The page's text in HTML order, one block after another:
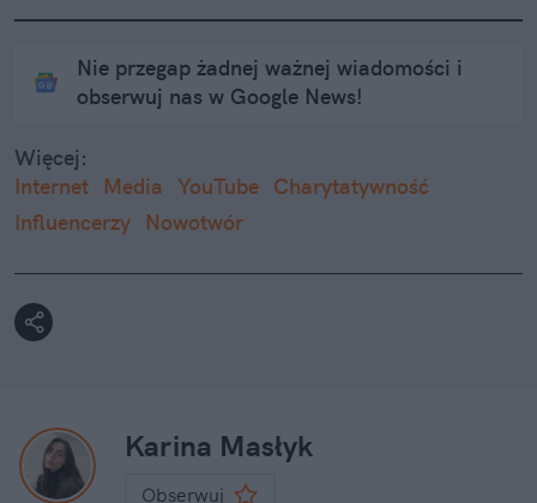
Nie przegap żadnej ważnej wiadomości i
obserwuj nas w Google News!
Więcej:
Internet
Media YouTube Charytatywność
Influencerzy
Nowotwór
Karina Masłyk
Obserwuj